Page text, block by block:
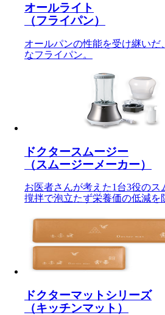
オールライト
（フライパン）
オールパンの性能を受け継いだ
なフライパン。
ドクタースムージー
（スムージーメーカー）
お医者さんが考えた1台3役の
撹拌で泡立たず栄養価の低減を
ドクターマットシリーズ
（キッチンマット）